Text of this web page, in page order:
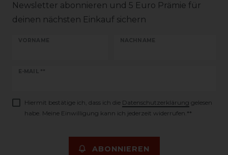
Newsletter abonnieren und 5 Euro Prämie für
deinen nächsten Einkauf sichern
VORNAME NACHNAME
E-MAIL **
Newsletter
Hiermit bestätige ich, dass ich die Daten­schutz­erklärung gelesen
habe. Meine Einwilligung kann ich jederzeit widerrufen.**
ABONNIEREN